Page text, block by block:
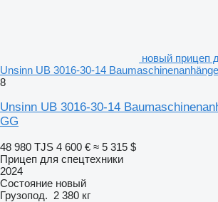
новый прицеп
Unsinn UB 3016-30-14
8
Unsinn UB 3016-30-14
GG
48 980 TJS 4 600 € ≈ 5 315 $
Прицеп для спецтехники
2024
Состояние новый
Грузопод. 2 380 кг